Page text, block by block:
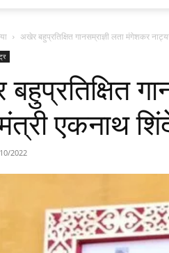
अखेर बहुप्रतिक्षित गानसम्राज्ञी लता मंगेशकर
एकनाथ
2022